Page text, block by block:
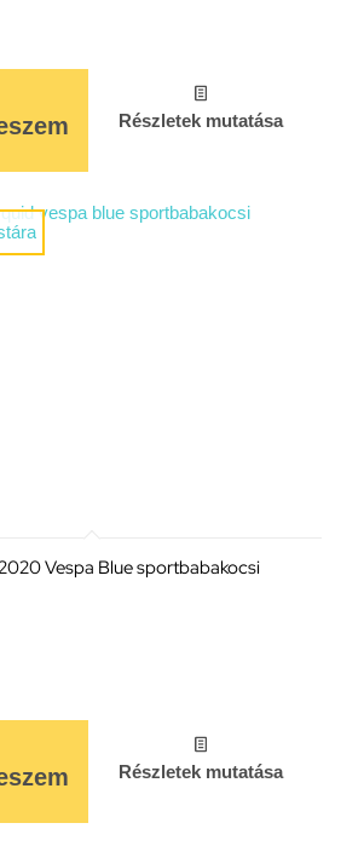
Részletek mutatása
Vespa Blue sportbabakocsi
Részletek mutatása